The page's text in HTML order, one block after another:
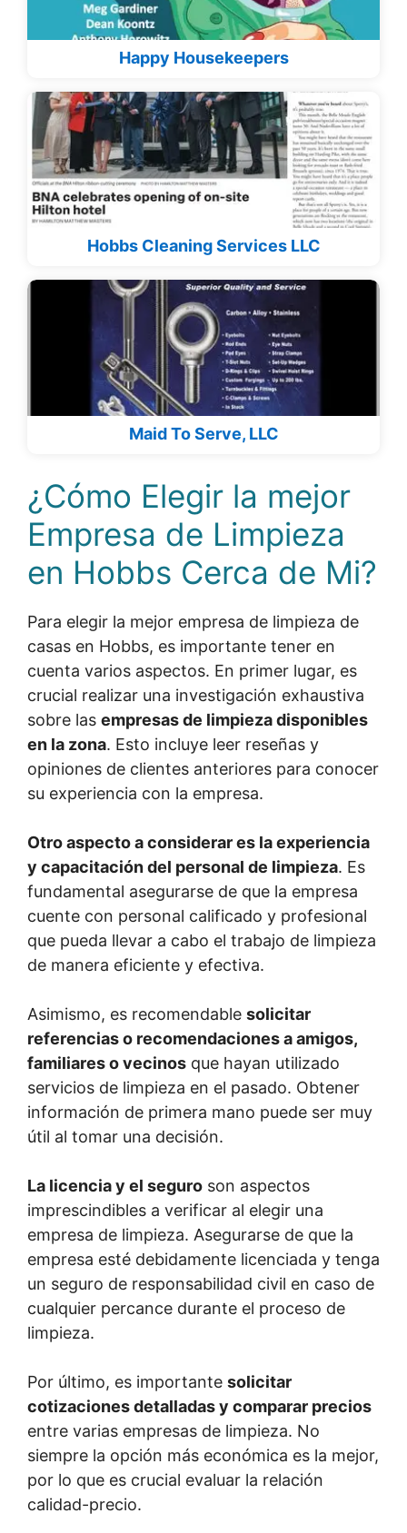
Happy Housekeepers
Hobbs Cleaning Services LLC
Maid To Serve, LLC
¿Cómo Elegir la mejor
Empresa de Limpieza
en Hobbs Cerca de Mi?
Para elegir la mejor empresa de limpieza de
casas en Hobbs, es importante tener en
cuenta varios aspectos. En primer lugar, es
crucial realizar una investigación exhaustiva
sobre las empresas de limpieza disponibles
en la zona. Esto incluye leer reseñas y
opiniones de clientes anteriores para conocer
su experiencia con la empresa.
Otro aspecto a considerar es la experiencia
y capacitación del personal de limpieza. Es
fundamental asegurarse de que la empresa
cuente con personal calificado y profesional
que pueda llevar a cabo el trabajo de limpieza
de manera eficiente y efectiva.
Asimismo, es recomendable solicitar
referencias o recomendaciones a amigos,
familiares o vecinos que hayan utilizado
servicios de limpieza en el pasado. Obtener
información de primera mano puede ser muy
útil al tomar una decisión.
La licencia y el seguro son aspectos
imprescindibles a verificar al elegir una
empresa de limpieza. Asegurarse de que la
empresa esté debidamente licenciada y tenga
un seguro de responsabilidad civil en caso de
cualquier percance durante el proceso de
limpieza.
Por último, es importante solicitar
cotizaciones detalladas y comparar precios
entre varias empresas de limpieza. No
siempre la opción más económica es la mejor,
por lo que es crucial evaluar la relación
calidad-precio.